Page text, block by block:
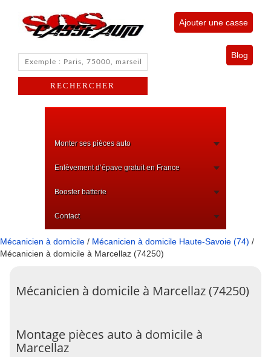
Ajouter une casse
Blog
Monter ses pièces auto
Enlèvement d’épave gratuit en France
Booster batterie
Contact
Mécanicien à domicile / Mécanicien à domicile Haute-Savoie (74) /
Mécanicien à domicile à Marcellaz (74250)
Mécanicien à domicile à Marcellaz (74250)
Montage pièces auto à domicile à
Marcellaz